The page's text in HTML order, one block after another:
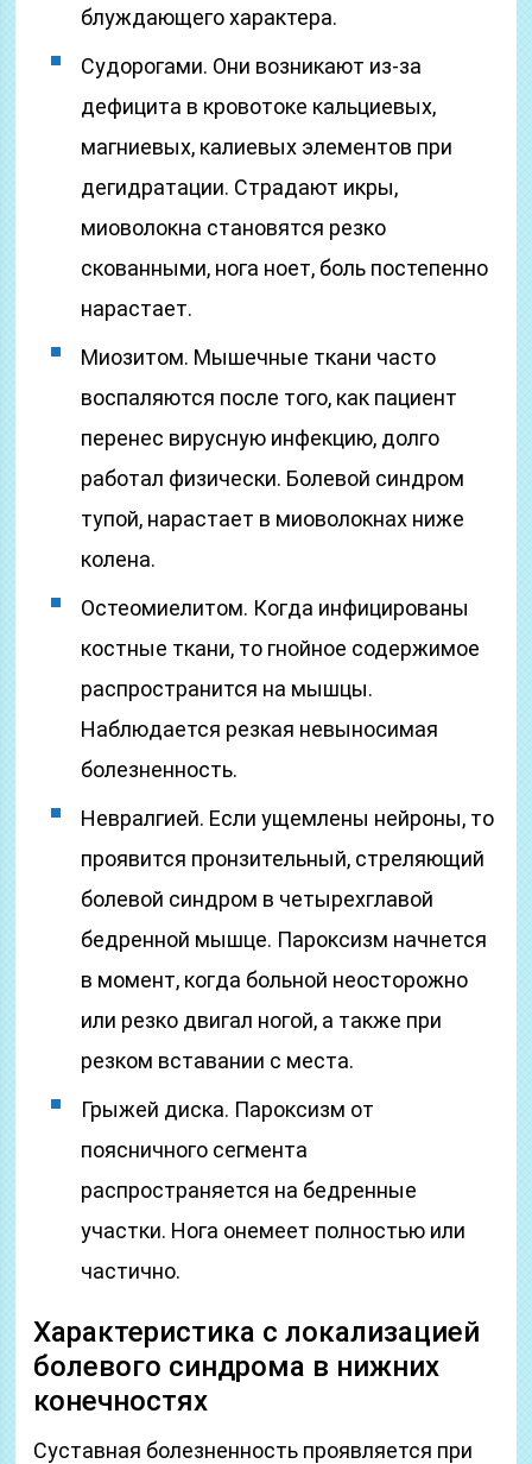
блуждающего характера.
Судорогами. Они возникают из-за
дефицита в кровотоке кальциевых,
магниевых, калиевых элементов при
дегидратации. Страдают икры,
миоволокна становятся резко
скованными, нога ноет, боль постепенно
нарастает.
Миозитом. Мышечные ткани часто
воспаляются после того, как пациент
перенес вирусную инфекцию, долго
работал физически. Болевой синдром
тупой, нарастает в миоволокнах ниже
колена.
Остеомиелитом. Когда инфицированы
костные ткани, то гнойное содержимое
распространится на мышцы.
Наблюдается резкая невыносимая
болезненность.
Невралгией. Если ущемлены нейроны, то
проявится пронзительный, стреляющий
болевой синдром в четырехглавой
бедренной мышце. Пароксизм начнется
в момент, когда больной неосторожно
или резко двигал ногой, а также при
резком вставании с места.
Грыжей диска. Пароксизм от
поясничного сегмента
распространяется на бедренные
участки. Нога онемеет полностью или
частично.
Характеристика с локализацией
болевого синдрома в нижних
конечностях
Суставная болезненность проявляется при